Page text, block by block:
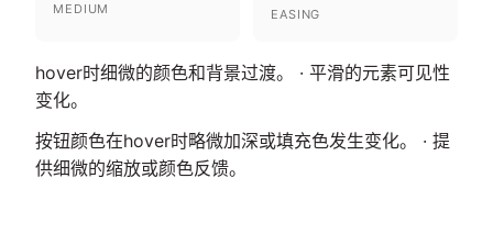
MEDIUM EASING
hover时细微的颜色和背景过渡。 · 平滑的元素可见性
变化。
按钮颜色在hover时略微加深或填充色发生变化。 · 提
供细微的缩放或颜色反馈。